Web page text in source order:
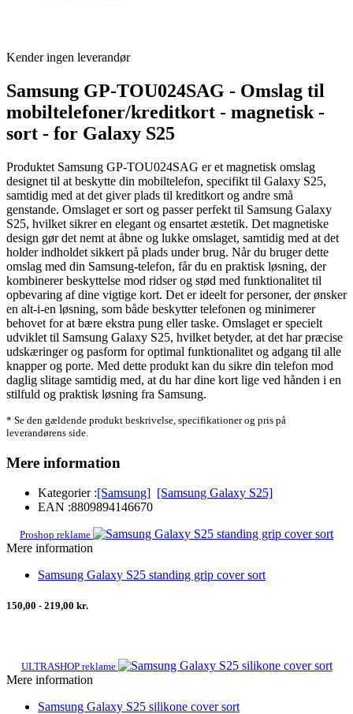
Kender ingen leverandør
Samsung GP-TOU024SAG - Omslag til
mobiltelefoner/kreditkort - magnetisk -
sort - for Galaxy S25
Produktet Samsung GP-TOU024SAG er et magnetisk omslag
designet til at beskytte din mobiltelefon, specifikt til Galaxy S25,
samtidig med at det giver plads til kreditkort og andre små
genstande. Omslaget er sort og passer perfekt til Samsung Galaxy
S25, hvilket sikrer en elegant og ensartet æstetik. Det magnetiske
design gør det nemt at åbne og lukke omslaget, samtidig med at det
holder indholdet sikkert på plads under brug. Når du bruger dette
omslag med din Samsung-telefon, får du en praktisk løsning, der
kombinerer beskyttelse mod ridser og stød med funktionalitet til
opbevaring af dine vigtige kort. Det er ideelt for personer, der ønsker
en alt-i-en løsning, som både beskytter telefonen og minimerer
behovet for at bære ekstra pung eller taske. Omslaget er specielt
udviklet til Samsung Galaxy S25, hvilket betyder, at det har præcise
udskæringer og pasform for optimal funktionalitet og adgang til alle
knapper og porte. Med dette produkt kan du sikre din telefon mod
daglig slitage samtidig med, at du har dine kort lige ved hånden i en
stilfuld og praktisk løsning fra Samsung.
* Se den gældende produkt beskrivelse, specifikationer og pris på
leverandørens side.
Mere information
Kategorier :[Samsung] [Samsung Galaxy S25]
EAN :8809894146670
Proshop reklame
Mere information
Samsung Galaxy S25 standing grip cover sort
150,00 - 219,00 kr.
ULTRASHOP reklame
Mere information
Samsung Galaxy S25 silikone cover sort